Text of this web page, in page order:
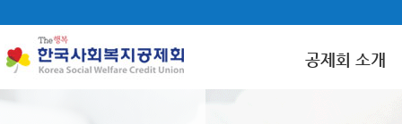
공제회 소개